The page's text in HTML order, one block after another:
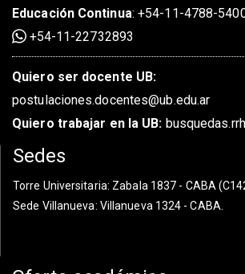
Educación Continua:+54-11-4788-
+54-11-22732893
Quiero ser docente UB:
postulaciones.docentes@ub.edu.ar
Quiero trabajar en la UB:
Sedes
Torre Universitaria: Zabala 1837 - CABA
Sede Villanueva: Villanueva 1324 - CABA.